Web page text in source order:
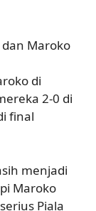
Maroko
di
2-0 di
final
menjadi
Maroko
Piala